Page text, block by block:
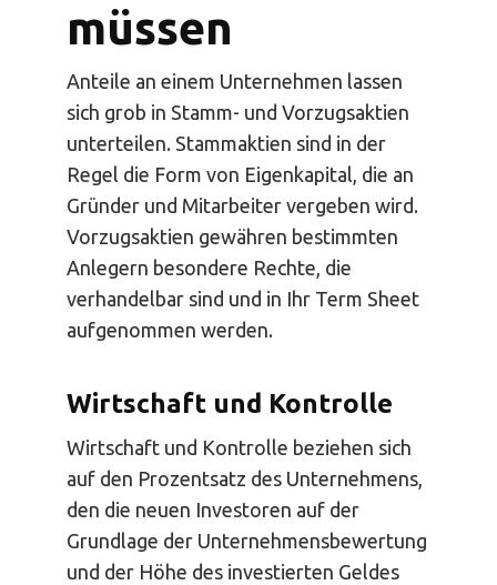
müssen
Anteile an einem Unternehmen lassen
sich grob in Stamm- und Vorzugsaktien
unterteilen. Stammaktien sind in der
Regel die Form von Eigenkapital, die an
Gründer und Mitarbeiter vergeben wird.
Vorzugsaktien gewähren bestimmten
Anlegern besondere Rechte, die
verhandelbar sind und in Ihr Term Sheet
aufgenommen werden.
Wirtschaft und Kontrolle
Wirtschaft und Kontrolle beziehen sich
auf den Prozentsatz des Unternehmens,
den die neuen Investoren auf der
Grundlage der Unternehmensbewertung
und der Höhe des investierten Geldes